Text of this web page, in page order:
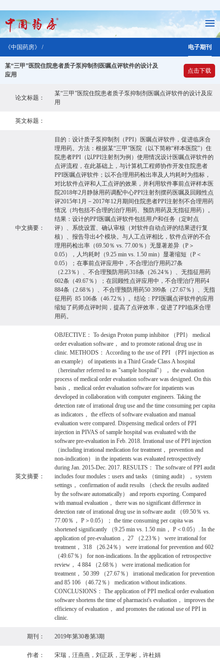
《中国药房》 / 电子期刊
某“三甲”医院住院患者质子泵抑制剂医嘱点评软件的设计及
应用
点击下载
论文标题：
某“三甲”医院住院患者质子泵抑制剂医嘱点评软件的设计及应
用
英文标题：
中文摘要：
目的：设计质子泵抑制剂（PPI）医嘱点评软件，促进临床合
理用药。方法：根据某“三甲”医院（以下简称“样本医院”）住
院患者PPI（以PPI注射剂为例）使用情况设计医嘱点评软件的
点评流程，在此基础上，与计算机工程师协作开发住院患者
PPI医嘱点评软件；以不合理用药检出率及人均耗时为指标，
对比软件点评和人工点评的效果，并利用软件事前点评样本医
院2018年2月静脉用药调配中心PPI注射剂摆药医嘱及回顾性点
评2015年1月－2017年12月期间住院患者PPI注射剂不合理用药
情况（均包括不合理的治疗用药、预防用药及无指征用药）。
结果：设计的PPI医嘱点评软件包括用户和任务（定时点
评）、系统设置、确认审核（对软件自动点评的结果进行复
核）、报告导出4个模块。与人工点评相比，软件点评的不合
理用药检出率（69.50％ vs. 77.00％）无显著差异（P＞
0.05），人均耗时（9.25 min vs. 1.50 min）显著缩短（P＜
0.05）；在事前点评应用中，不合理治疗用药27条
（2.23％）、不合理预防用药318条（26.24％）、无指征用药
602条（49.67％）；在回顾性点评应用中，不合理治疗用药4
884条（2.68％）、不合理预防用药50 399条（27.67％）、无指
征用药 85 106条（46.72％）。结论：PPI医嘱点评软件的应用
缩短了药师点评时间，提高了点评效率，促进了PPI临床合理
用药。
英文摘要：
OBJECTIVE： To design Proton pump inhibitor （PPI） medical
order evaluation software， and to promote rational drug use in
clinic. METHODS： According to the use of PPI （PPI injection as
an example） of inpatients in a Third Grade Class A hospital
（hereinafter referred to as "sample hospital"）， the evaluation
process of medical order evaluation software was designed. On this
basis， medical order evaluation software for inpatients was
developed in collaboration with computer engineers. Taking the
detection rate of irrational drug use and the time consuming per capita
as indicators， the effects of software evaluation and manual
evaluation were compared. Dispensing medical orders of PPI
injection in PIVAS of sample hospital was evaluated with the
software pre-evaluation in Feb. 2018. Irrational use of PPI injection
（including irrational medication for treatment， prevention and
non-indication） in the inpatients was evaluated retrospectively
during Jan. 2015-Dec. 2017. RESULTS： The software of PPI audit
includes four modules：users and tasks （timing audit）， system
settings， confirmation of audit results （check the results audited
by the software automatically） and reports exporting. Compared
with manual evaluation， there was no significant difference in
detection rate of irrational drug use in software audit （69.50％ vs.
77.00％， P＞0.05）； the time consuming per capita was
shortened significantly （9.25 min vs. 1.50 min， P＜0.05）. In the
application of pre-evaluation， 27 （2.23％） were irrational for
treatment， 318 （26.24％） were irrational for prevention and 602
（49.67％） for non-indications. In the application of retrospective
review， 4 884 （2.68％） were irrational medication for
treatment， 50 399 （27.67％） irrational medication for prevention
and 85 106 （46.72％） medication without indications.
CONCLUSIONS： The application of PPI medical order evaluation
software shortens the time of pharmacist's evaluation， improves the
efficiency of evaluation， and promotes the rational use of PPI in
clinic.
期刊： 2019年第30卷第3期
作者： 宋瑞，汪燕燕，刘正跃，王学彬，许杜娟